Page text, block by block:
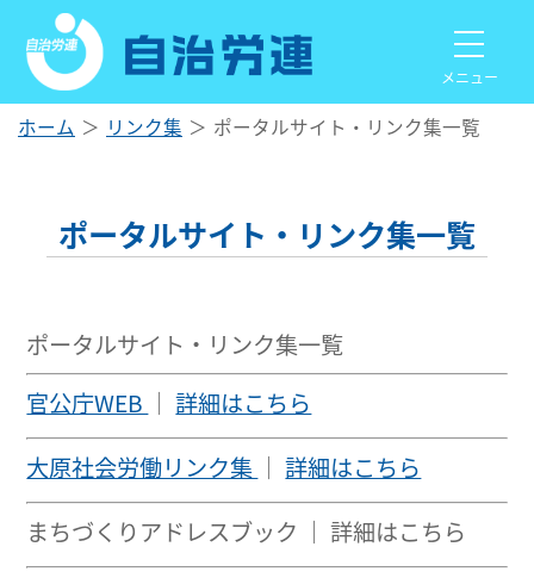
メニュー
ホーム リンク集 ポータルサイト・リンク集一覧
ポータルサイト・リンク集一覧
ポータルサイト・リンク集一覧
官公庁WEB ｜詳細はこちら
大原社会労働リンク集 ｜詳細はこちら
まちづくりアドレスブック ｜ 詳細はこちら